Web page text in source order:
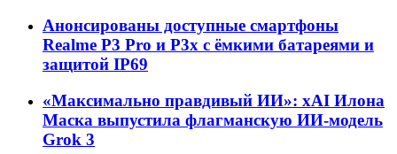
Анонсированы доступные смартфоны
Realme P3 Pro и P3x с ёмкими батареями и
защитой IP69
«Максимально правдивый ИИ»: xAI Илона
Маска выпустила флагманскую ИИ-модель
Grok 3